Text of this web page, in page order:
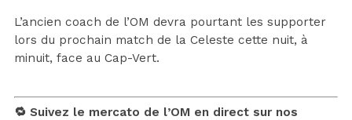
L’ancien coach de l’OM devra pourtant les supporter
lors du prochain match de la Celeste cette nuit, à
minuit, face au Cap-Vert.
🔁 Suivez le mercato de l’OM en direct sur nos